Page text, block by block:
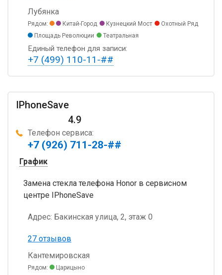
Лубянка
Рядом: Китай-Город Кузнецкий Мост
Охотный Ряд
Площадь Революции
Театральная
Единый телефон для записи:
+7 (499) 110-11-##
IPhoneSave
4.9
Телефон сервиса:
+7 (926) 711-28-##
График
Замена стекла телефона Honor в сервисном
центре IPhoneSave
Адрес: Бакинская улица, 2, этаж 0
27 отзывов
Кантемировская
Рядом: Царицыно